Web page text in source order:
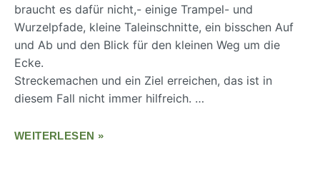
braucht es dafür nicht,- einige Trampel- und
Wurzelpfade, kleine Taleinschnitte, ein bisschen Auf
und Ab und den Blick für den kleinen Weg um die
Ecke.
Streckemachen und ein Ziel erreichen, das ist in
diesem Fall nicht immer hilfreich. …
WEITERLESEN »